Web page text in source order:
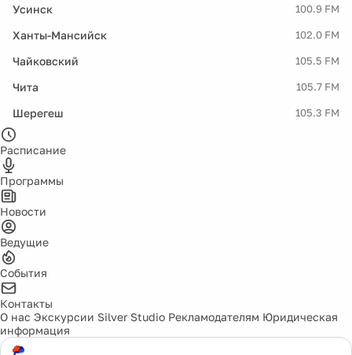
Усинск 100.9 FM
Ханты-Мансийск 102.0 FM
Чайковский 105.5 FM
Чита 105.7 FM
Шерегеш 105.3 FM
Расписание
Программы
Новости
Ведущие
События
Контакты
О нас Экскурсии Silver Studio Рекламодателям Юридическая
информация